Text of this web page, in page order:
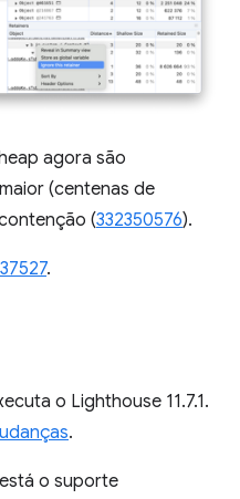
agora são
(centenas de
(332350576).
.
o Lighthouse 11.7.1.
.
o suporte